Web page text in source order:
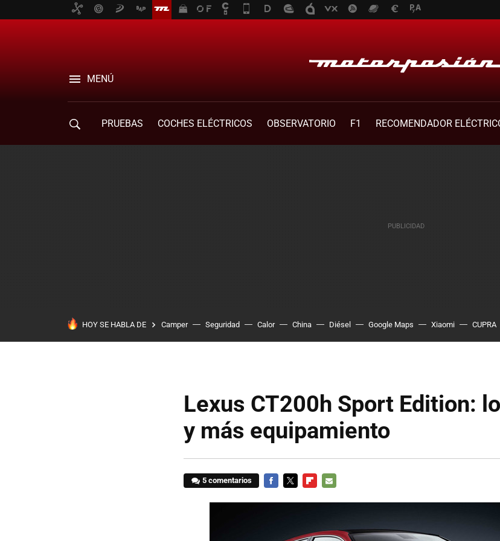
MENÚ
PRUEBAS COCHES ELÉCTRICOS OBSERVATORIO F1
RECOMENDADOR
HOY SE HABLA DE Camper Seguridad Calor China Diésel Google Maps Xiaomi CUPRA
Lexus CT200h Sport Edition:
y más equipamiento
5 comentarios